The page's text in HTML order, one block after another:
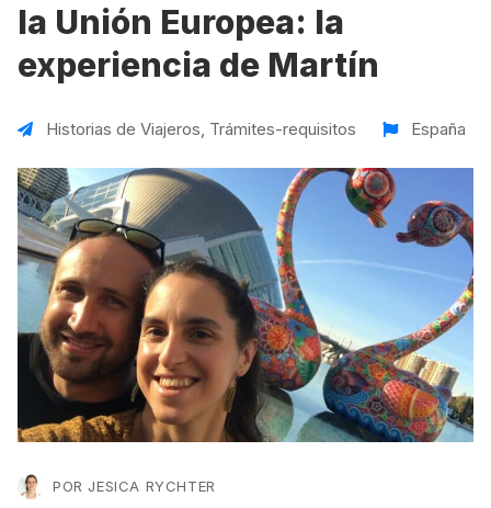
Intercambios
Postgrados
Work
Working Holidays
Lo último sobre intercambios
Chipre
España
Italia
Malta
Reino Unido
Suecia
Asia
China
Corea del Sur
España
Irlanda
VER TODAS LAS EXPERIENCIAS
Síguenos en las redes
la Unión Europea: la
experiencia de Martín
Historias de Viajeros, Trámites-requisitos España
POR JESICA RYCHTER